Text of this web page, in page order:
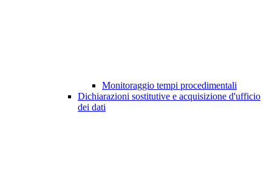
Monitoraggio tempi procedimentali
Dichiarazioni sostitutive e acquisizione d'ufficio
dei dati